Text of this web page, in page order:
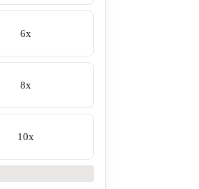
6x
8x
10x